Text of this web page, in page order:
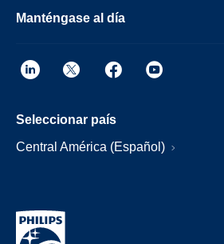
Manténgase al día
Seleccionar país
Central América (Español)